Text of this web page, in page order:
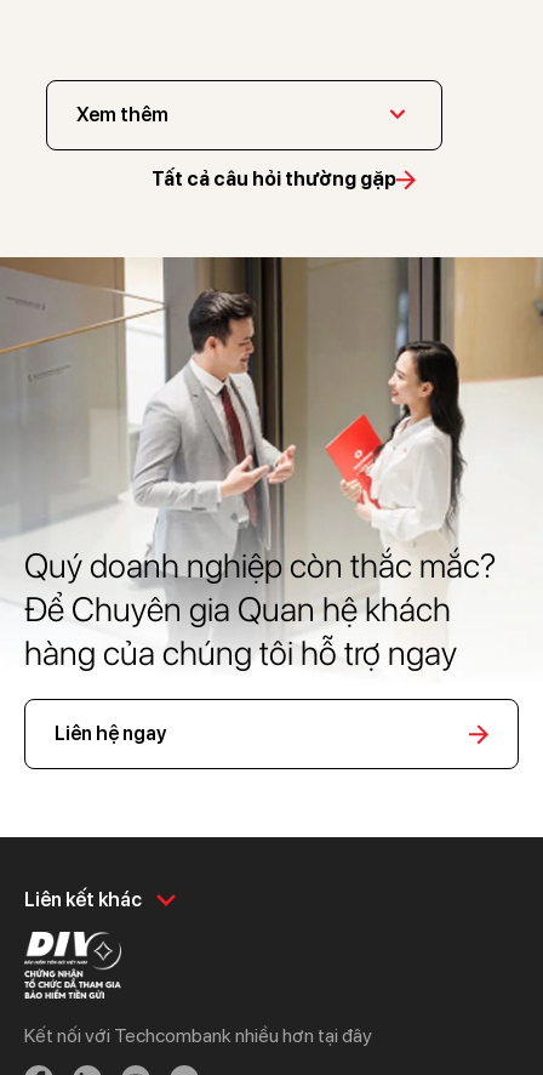
Xem thêm
Tất cả câu hỏi thường gặp
Quý doanh nghiệp còn thắc mắc?
Để Chuyên gia Quan hệ khách
hàng của chúng tôi hỗ trợ ngay
Liên hệ ngay
Liên kết khác
Khách hàng cá nhân
Chi tiêu
Tiết kiệm
Đầu tư
Thương mại
Kết nối với Techcombank nhiều hơn tại đây